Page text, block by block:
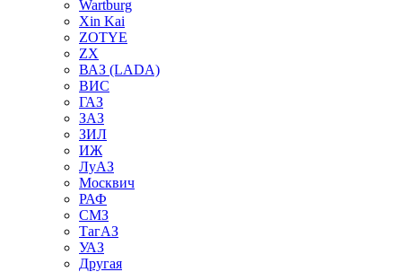
Wartburg
Xin Kai
ZOTYE
ZX
ВАЗ (LADA)
ВИС
ГАЗ
ЗАЗ
ЗИЛ
ИЖ
ЛуАЗ
Москвич
РАФ
СМЗ
ТагАЗ
УАЗ
Другая